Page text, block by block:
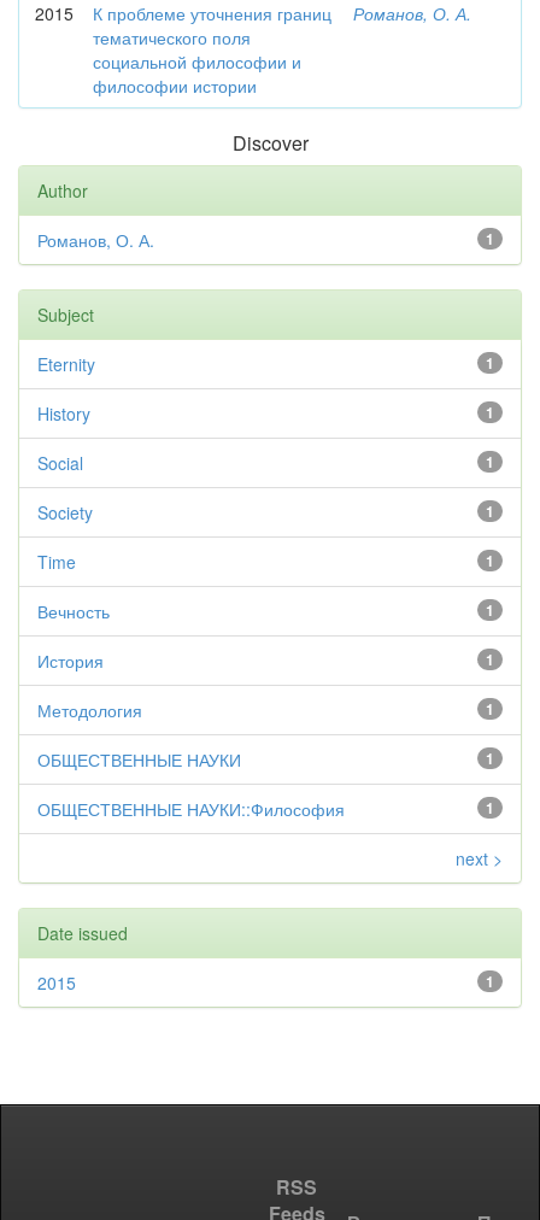
2015
К проблеме уточнения границ
тематического поля
социальной философии и
философии истории
Романов, О. А.
Discover
Author
1
Романов, О. А.
Subject
1
Eternity
1
History
1
Social
1
Society
1
Time
1
Вечность
1
История
1
Методология
1
ОБЩЕСТВЕННЫЕ НАУКИ
1
ОБЩЕСТВЕННЫЕ НАУКИ::Философия
next >
Date issued
1
2015
RSS
Feeds